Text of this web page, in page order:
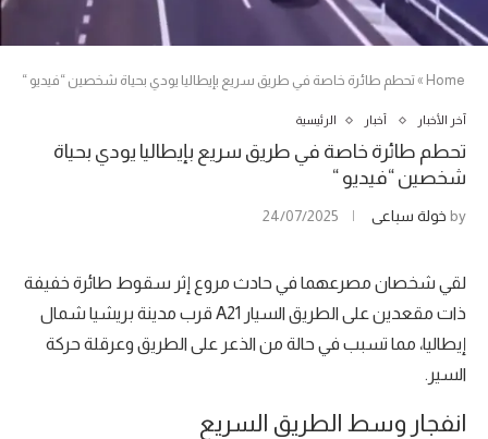
Home
»تحطم طائرة خاصة في طريق سريع بإيطاليا يودي بحياة شخصين “فيديو “
آخر الأخبار أخبار الرئيسية
تحطم طائرة خاصة في طريق سريع بإيطاليا يودي بحياة
شخصين “فيديو “
by خولة سباعي 24/07/2025
لقي شخصان مصرعهما في حادث مروع إثر سقوط طائرة خفيفة
ذات مقعدين على الطريق السيار A21 قرب مدينة بريشيا شمال
إيطاليا، مما تسبب في حالة من الذعر على الطريق وعرقلة حركة
السير.
انفجار وسط الطريق السريع